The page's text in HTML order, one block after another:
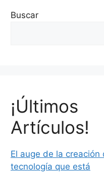
Buscar
¡Últimos
Artículos!
El auge de la creación
tecnología que está